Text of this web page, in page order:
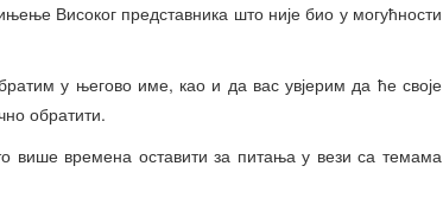
Високог представника што није био у могућности
у његово име, као и да вас увјерим да ће своје
обратити.
више времена оставити за питања у вези са темама